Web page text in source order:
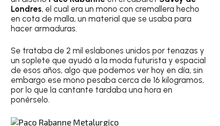
Londres, el cual era un mono con cremallera hecho
en cota de malla, un material que se usaba para
hacer armaduras.
Se trataba de 2 mil eslabones unidos por tenazas y
un soplete que ayudó a la moda futurista y espacial
de esos años, algo que podemos ver hoy en día, sin
embargo ese mono pesaba cerca de 16 kilogramos,
por lo que la cantante tardaba una hora en
ponérselo.